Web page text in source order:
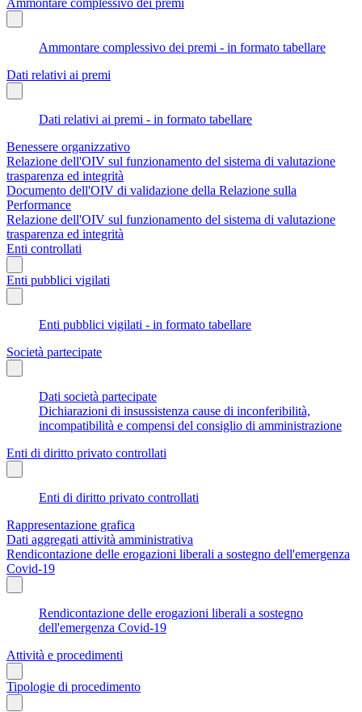
Ammontare complessivo dei premi - in formato tabellare
Dati relativi ai premi
Dati relativi ai premi - in formato tabellare
Benessere organizzativo
Relazione dell'OIV sul funzionamento del sistema di valutazione
trasparenza ed integrità
Documento dell'OIV di validazione della Relazione sulla
Performance
Relazione dell'OIV sul funzionamento del sistema di valutazione
trasparenza ed integrità
Enti controllati
Enti pubblici vigilati
Enti pubblici vigilati - in formato tabellare
Società partecipate
Dati società partecipate
Dichiarazioni di insussistenza cause di inconferibilità,
incompatibilità e compensi del consiglio di amministrazione
Enti di diritto privato controllati
Enti di diritto privato controllati
Rappresentazione grafica
Dati aggregati attività amministrativa
Rendicontazione delle erogazioni liberali a sostegno dell'emergenza
Covid-19
Rendicontazione delle erogazioni liberali a sostegno
dell'emergenza Covid-19
Attività e procedimenti
Tipologie di procedimento